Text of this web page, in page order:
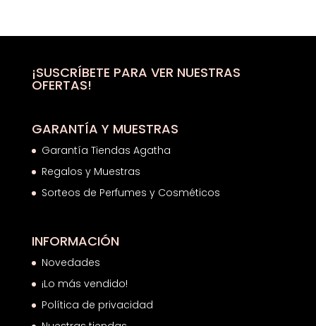
era:
es:
¡SUSCRÍBETE PARA VER NUESTRAS
OFERTAS!
GARANTÍA Y MUESTRAS
Garantía Tiendas Agatha
Regalos y Muestras
Sorteos de Perfumes y Cosméticos
INFORMACIÓN
Novedades
¡Lo más vendido!
Política de privacidad